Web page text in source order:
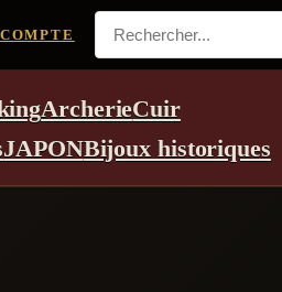
ArcherieCuir
JAPONBijoux historiques